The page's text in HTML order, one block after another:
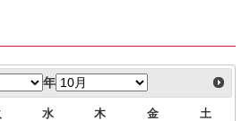
年
水 木 金 土